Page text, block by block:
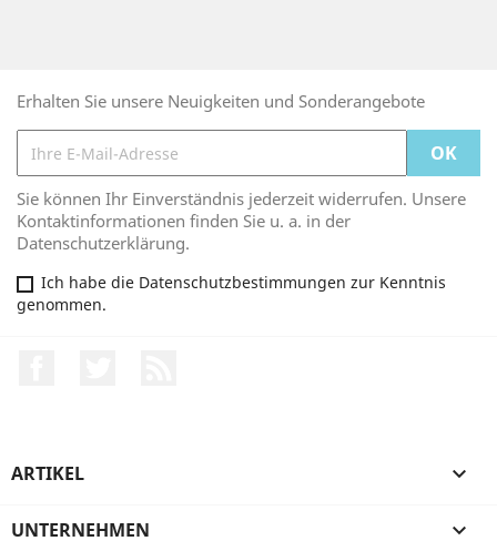
Erhalten Sie unsere Neuigkeiten und Sonderangebote
Sie können Ihr Einverständnis jederzeit widerrufen. Unsere
Kontaktinformationen finden Sie u. a. in der
Datenschutzerklärung.
Ich habe die Datenschutzbestimmungen zur Kenntnis
genommen.
ARTIKEL 
UNTERNEHMEN 